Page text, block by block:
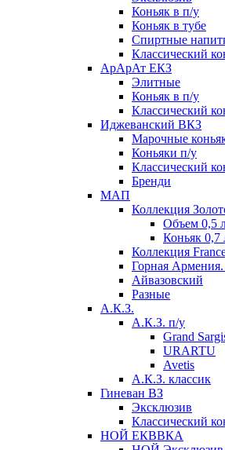
Коньяк в п/у
Коньяк в тубе
Спиртные
Классический
АрАрАт ЕКЗ
Элитные
Коньяк в п/у
Классический
Иджеванский ВКЗ
Марочные
Коньяки п/у
Классический
Бренди
МАП
Коллекция
Объем 0,5
Коньяк 0,7
Коллекция
Горная
Айвазовский
Разные
А.К.З.
А.К.З. п/у
Grand
URARTU
Avetis
А.К.З. классик
Гиневан ВЗ
Эксклюзив
Классический
НОЙ ЕКВВКА